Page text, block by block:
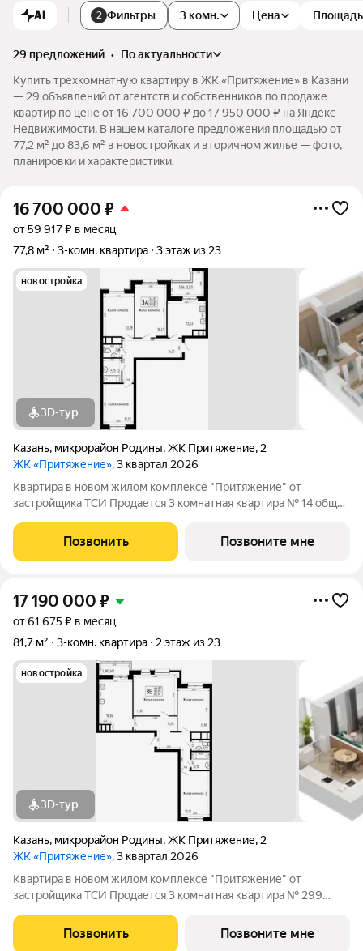
AI 2 Фильтры 3 комн. Цена Площадь
29 предложений •
по актуальности
Купить трехкомнатную квартиру в ЖК «Притяжение» в Казани
— 29 объявлений от агентств и собственников по продаже
квартир по цене от 16 700 000 ₽ до 17 950 000 ₽ на Яндекс
Недвижимости. В нашем каталоге предложения площадью от
77,2 м² до 83,6 м² в новостройках и вторичном жилье — фото,
планировки и характеристики.
16 700 000 ₽
от 59 917 ₽ в месяц
77,8 м²
3-комн. квартира 3 этаж из 23
новостройка
3D-тур
Казань, микрорайон Родины,ЖК Притяжение, 2
ЖК «Притяжение», 3 квартал 2026
Квартира в новом жилом комплексе "Притяжение" от
застройщика ТСИ Продается 3 комнатная квартира № 14 общей
О КОМПЛЕКСЕ ЖК «Притяжение» это комфорт и эстетика в
каждом метре. Четыре дома
Позвонить Позвоните мне
17 190 000 ₽
от 61 675 ₽ в месяц
81,7 м²
3-комн. квартира 2 этаж из 23
новостройка
3D-тур
Казань, микрорайон Родины,ЖК Притяжение, 2
ЖК «Притяжение», 3 квартал 2026
Квартира в новом жилом комплексе "Притяжение" от
застройщика ТСИ Продается 3 комнатная квартира № 299
дома. О КОМПЛЕКСЕ ЖК «Притяжение» это комфорт и
эстетика в каждом метре. Четыре дома
Позвонить Позвоните мне